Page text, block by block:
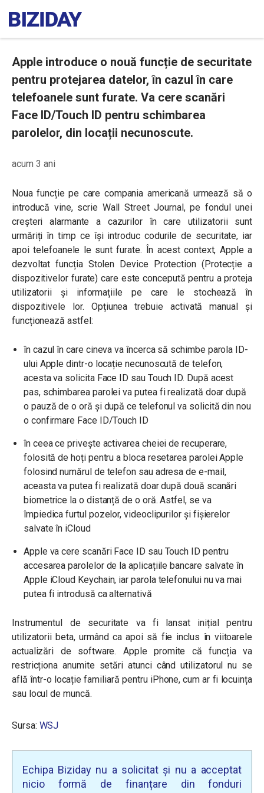
Apple introduce o nouă funcție de securitate
pentru protejarea datelor, în cazul în care
telefoanele sunt furate. Va cere scanări
Face ID/Touch ID pentru schimbarea
parolelor, din locații necunoscute.
acum 3 ani
Noua funcție pe care compania americană urmează să o
introducă vine, scrie Wall Street Journal, pe fondul unei
creșteri alarmante a cazurilor în care utilizatorii sunt
urmăriți în timp ce își introduc codurile de securitate, iar
apoi telefoanele le sunt furate. În acest context, Apple a
dezvoltat funcția Stolen Device Protection (Protecție a
dispozitivelor furate) care este concepută pentru a proteja
utilizatorii și informațiile pe care le stochează în
dispozitivele lor. Opțiunea trebuie activată manual și
funcționează astfel:
în cazul în care cineva va încerca să schimbe parola ID-
ului Apple dintr-o locație necunoscută de telefon,
acesta va solicita Face ID sau Touch ID. După acest
pas, schimbarea parolei va putea fi realizată doar după
o pauză de o oră și după ce telefonul va solicită din nou
o confirmare Face ID/Touch ID
în ceea ce privește activarea cheiei de recuperare,
folosită de hoți pentru a bloca resetarea parolei Apple
folosind numărul de telefon sau adresa de e-mail,
aceasta va putea fi realizată doar după două scanări
biometrice la o distanță de o oră. Astfel, se va
împiedica furtul pozelor, videoclipurilor și fișierelor
salvate în iCloud
Apple va cere scanări Face ID sau Touch ID pentru
accesarea parolelor de la aplicațiile bancare salvate în
Apple iCloud Keychain, iar parola telefonului nu va mai
putea fi introdusă ca alternativă
Instrumentul de securitate va fi lansat inițial pentru
utilizatorii beta, urmând ca apoi să fie inclus în viitoarele
actualizări de software. Apple promite că funcția va
restricționa anumite setări atunci când utilizatorul nu se
află într-o locație familiară pentru iPhone, cum ar fi locuința
sau locul de muncă.
Sursa: WSJ
Echipa Biziday nu a solicitat și nu a acceptat
nicio formă de finanțare din fonduri